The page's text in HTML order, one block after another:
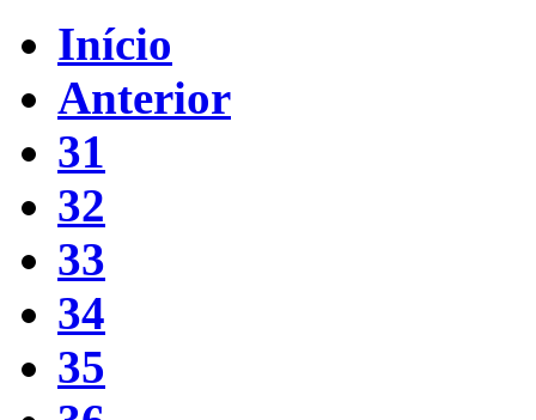
Início
Anterior
31
32
33
34
35